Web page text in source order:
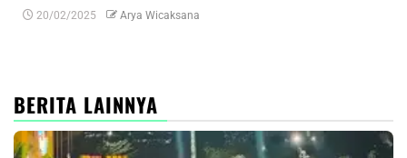
20/02/2025 Arya Wicaksana
BERITA LAINNYA